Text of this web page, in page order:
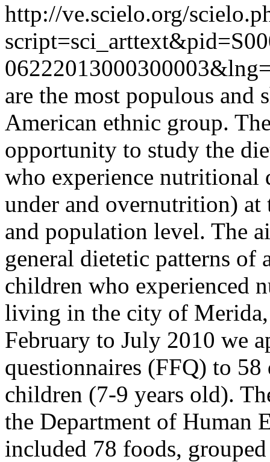
http://ve.scielo.org/
are the most populous and
American ethnic group.
opportunity to study the
who experience nutritional
under and overnutrition)
and population level. The
general dietetic patterns of
children who experienced
living in the city of
February to July 2010 we
questionnaires (FFQ) to
children (7-9 years old).
the Department of Human
included 78 foods,